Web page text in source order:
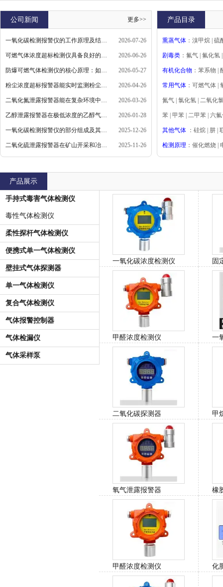
更多>>
公司新闻
一氧化碳检测报警仪的工作原理及结构组成特性 2026-07-26
可燃气体浓度超标检测仪具备良好的选择性和抗干扰设计 2026-06-26
防爆可燃气体检测仪的核心原理：如何“感知”无形之险 2026-05-27
粉尘浓度超标报警器能实时监测粉尘浓度变化 2026-04-26
二氧化氮泄露报警器能在复杂环境中稳定工作 2026-03-26
乙醇泄露报警器在极低浓度的乙醇气体存在时就发出警报 2026-01-28
一氧化碳检测报警仪的部分组成及其作用 2025-12-26
二氧化硫泄露报警器在矿山开采和冶炼过程中的应用 2025-11-26
产品目录
熏蒸气体 ：溴甲烷 |
剧毒类 ：氟气 | 氟化
有机化合物 ：苯系物 |
常用气体 ：可燃气体 |
氮气 | 氯化氢 | 二氧化
苯 | 甲苯 | 二甲苯 | 六
其他气体 ：硅烷 | 肼 |
检测原理 ：催化燃烧 |
产品展示
手持式毒害气体检测仪
毒性气体检测仪
柔性探杆气体检测仪
便携式单一气体检测仪
壁挂式气体探测器
单一气体检测仪
复合气体检测仪
气体报警控制器
气体检漏仪
气体采样泵
一氧化碳浓度检测仪 固
甲醛浓度检测仪 一
二氧化碳探测器 甲
氧气泄露报警器
橡
甲醛浓度检测仪
化